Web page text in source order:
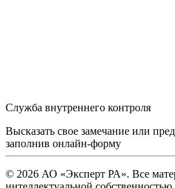
Служба внутреннего контроля
Высказать свое замечание или
заполнив онлайн-форму
© 2026 АО «Эксперт РА». Все